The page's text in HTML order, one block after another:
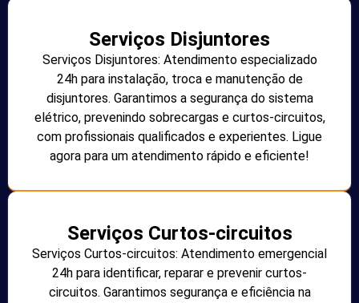
Serviços Disjuntores
Serviços Disjuntores: Atendimento especializado
24h para instalação, troca e manutenção de
disjuntores. Garantimos a segurança do sistema
elétrico, prevenindo sobrecargas e curtos-circuitos,
com profissionais qualificados e experientes. Ligue
agora para um atendimento rápido e eficiente!
Serviços Curtos-circuitos
Serviços Curtos-circuitos: Atendimento emergencial
24h para identificar, reparar e prevenir curtos-
circuitos. Garantimos segurança e eficiência na